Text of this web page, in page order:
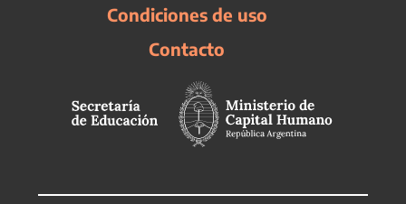
Condiciones de uso
Contacto